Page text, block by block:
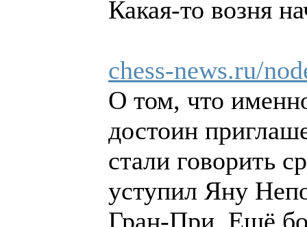
Какая-то возня
chess-news.ru/
О том, что
достоин
стали говорить
уступил Яну
Гран-При. Ещё